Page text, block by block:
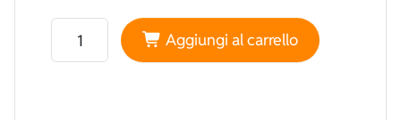
Neoprene Sheico Bifoderato Nylon Ecosostenibile
Aggiungi al carrello